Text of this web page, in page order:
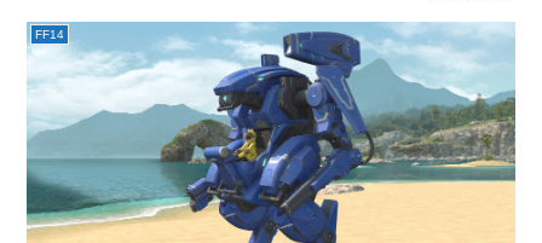
FF14